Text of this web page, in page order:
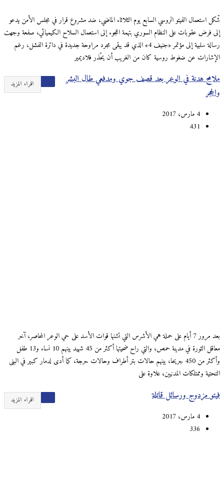
شّكل استعمال الفيتو الروسي السابع يوم الثلاثاء الماضي، ضد مشروع قرار في مجلس الأمن يدعو
إلى فرض عقوبات على النظام السوري بتهمة اللجوء إلى استعمال السلاح الكيميائي، صفعة وجهت
رسالة سلبية إلى مؤتمر «جنيف 4» الذي قد يبقى مجرد مراوحة جديدة في دائرة الفشل، رغم
الإشارات عن ضغوط روسية كان من الغريب أن يحّذر فلاديمير
اقراء المزيد
ملامح هدنة في الوعر بعد قصف جوي ومدفعي طال البشر
والحجر
431
بعد مرور 7 أيام على حملة هي الأشرس التي تشنها قوات الأسد على حي الوعر المحاصر، آخر
معاقل الثورة في مدينة حمص، والتي راح ضحيتها أكثر من 45 شهيد بينهم 10 نساء و13 طفل
وأكثر من 450 جريحا، بينهم حالات بتر أطراف وحالات حرجة، كما أدى لدمار كبير في البنى
التحتية وممتلكات المدنيين، علاوة على
اقراء المزيد فيتو مزدوج ورسائل قاتلة
336